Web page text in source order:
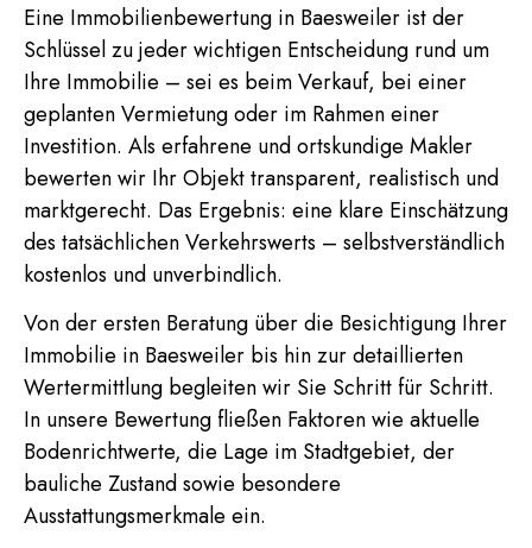
Eine Immobilienbewertung in Baesweiler ist der
Schlüssel zu jeder wichtigen Entscheidung rund um
Ihre Immobilie – sei es beim Verkauf, bei einer
geplanten Vermietung oder im Rahmen einer
Investition. Als erfahrene und ortskundige Makler
bewerten wir Ihr Objekt transparent, realistisch und
marktgerecht. Das Ergebnis: eine klare Einschätzung
des tatsächlichen Verkehrswerts – selbstverständlich
kostenlos und unverbindlich.
Von der ersten Beratung über die Besichtigung Ihrer
Immobilie in Baesweiler bis hin zur detaillierten
Wertermittlung begleiten wir Sie Schritt für Schritt.
In unsere Bewertung fließen Faktoren wie aktuelle
Bodenrichtwerte, die Lage im Stadtgebiet, der
bauliche Zustand sowie besondere
Ausstattungsmerkmale ein.